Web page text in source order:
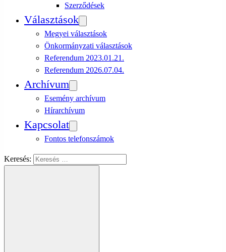
Szerződések
Választások
Megyei választások
Önkormányzati választások
Referendum 2023.01.21.
Referendum 2026.07.04.
Archívum
Esemény archívum
Hírarchívum
Kapcsolat
Fontos telefonszámok
Keresés: